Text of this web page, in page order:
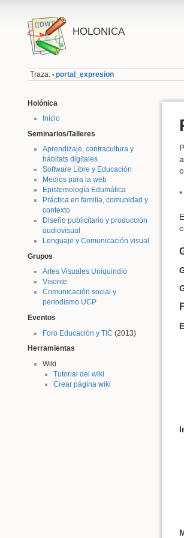
HOLONICA
Traza: • portal_expresion
Holónica
Inicio
Seminarios/Talleres
Aprendizaje, contracultura y
hábitats digitales
Software Libre y Educación
Medios para la web
Epistemología Edumática
Práctica en familia, comunidad y
contexto
Diseño publicitario y producción
audiovisual
Lenguaje y Comunicación visual
Grupos
Artes Visuales Uniquindío
Visonte
Comunicación social y
periodismo UCP
Eventos
Foro Educación y TIC (2013)
Herramientas
Wiki
Tutorial del wiki
Crear página wiki
*